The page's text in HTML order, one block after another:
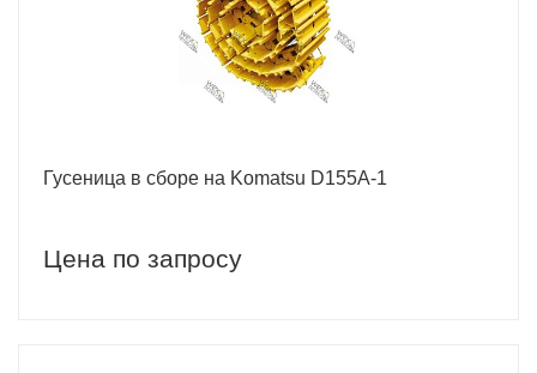
Гусеница в сборе на Komatsu D155A-1
Цена по запросу